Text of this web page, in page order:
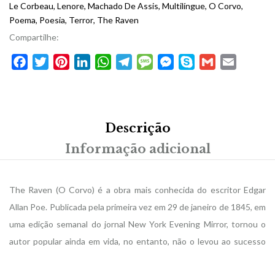
Le Corbeau, Lenore, Machado De Assis, Multilíngue, O Corvo,
Poema, Poesia, Terror, The Raven
Compartilhe:
FacebookTwitterPinterestLinkedInWhatsAppTelegramMessageMessenger
Skype Gmail
Descrição
Informação adicional
The Raven (O Corvo) é a obra mais conhecida do escritor Edgar
Allan Poe. Publicada pela primeira vez em 29 de janeiro de 1845, em
uma edição semanal do jornal New York Evening Mirror, tornou o
autor popular ainda em vida, no entanto, não o levou ao sucesso